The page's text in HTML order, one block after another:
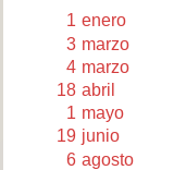
1 enero
3 marzo
4 marzo
18 abril
1 mayo
19 junio
6 agosto